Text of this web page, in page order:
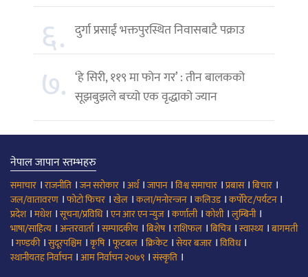
६. दुर्गा प्रसाईं भक्तपुरस्थित निवासबाटै पक्राउ
७. ‘हे सिरी, ११९ मा फोन गर’ : तीन बालकको
सूझबुझले बच्यो एक वृद्धाको ज्यान
नेपाल जापान स्तम्भहरु
समाचार ।राजनीति ।जन सरोकार ।अर्थ।जापान।विश्व समाचार ।प्रबास।बिचार ।
जल/वातावरण ।फोटो फिचर ।खेल ।कला/मनोरन्जन।कलिउड।कर्पोरेट/पर्यटन।
प्रदेश।मधेश।सूचना/प्रविधि।एन आर एन न्युज।कर्णाली।कोशी।लुम्बिनी।
भाषा/साहित्य ।अन्तरवार्ता।सम्पादकीय ।बिशेष।राशिफल ।बिचित्र।स्वास्थ्य ।बागमती
।गण्डकी।सुदूरपश्चिम ।कृषि।फूटबल ।क्रिकेट।सेयर बजार ।विविध।
स्थानीयतह निर्वाचन।आम निर्वाचन २०७९ ।संस्कृति ।